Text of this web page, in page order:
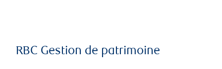
RBC Gestion de patrimoine